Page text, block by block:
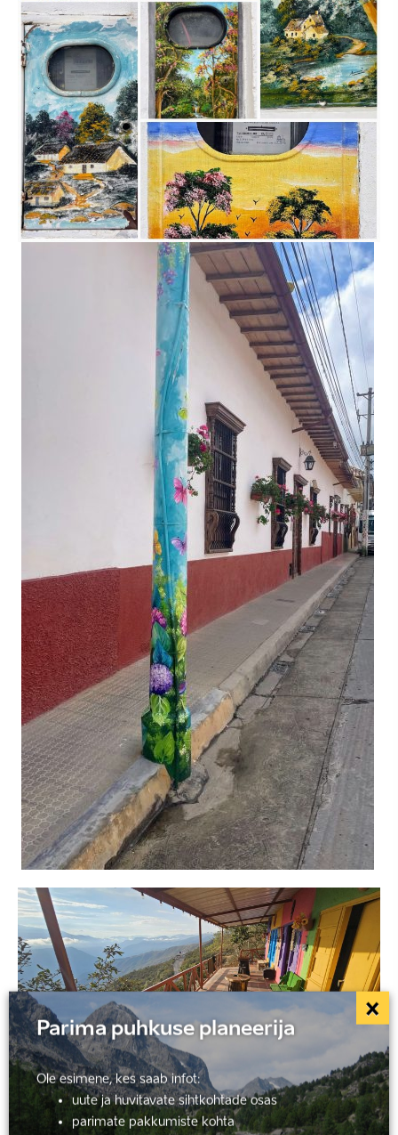
×
Parima puhkuse planeerija
Ole esimene, kes saab infot:
uute ja huvitavate sihtkohtade osas
parimate pakkumiste kohta